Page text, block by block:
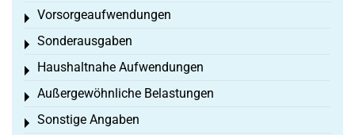
Vorsorgeaufwendungen
Toggle menu
Sonderausgaben
Toggle menu
Haushaltnahe Aufwendungen
Toggle menu
Außergewöhnliche Belastungen
Toggle menu
Sonstige Angaben
Toggle menu